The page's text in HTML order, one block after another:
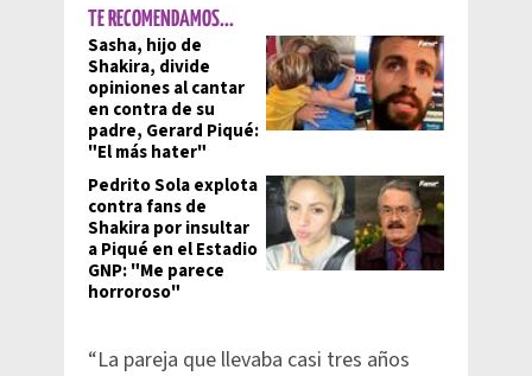
TE RECOMENDAMOS...
Sasha, hijo de
Shakira, divide
opiniones al cantar
en contra de su
padre, Gerard Piqué:
"El más hater"
Pedrito Sola explota
contra fans de
Shakira por insultar
a Piqué en el Estadio
GNP: "Me parece
horroroso"
“La pareja que llevaba casi tres años